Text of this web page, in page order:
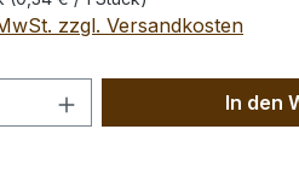
zzgl. Versandkosten
Anzahl: Gib denIn den